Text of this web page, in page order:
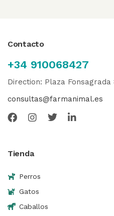
Contacto
+34 910068427
Direction: Plaza
consultas@farmanimal.es
Tienda
Perros
Gatos
Caballos